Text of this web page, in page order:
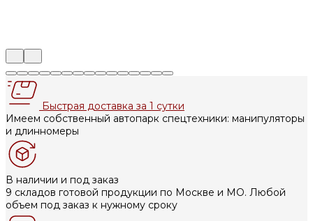
Быстрая доставка за 1 сутки
Имеем собственный автопарк спецтехники: манипуляторы
и длинномеры
В наличии и под заказ
9 складов готовой продукции по Москве и МО. Любой
объем под заказ к нужному сроку